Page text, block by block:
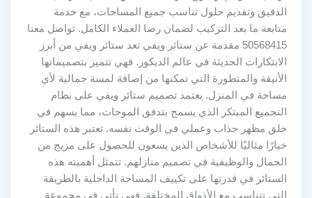
الدقيق وتقديم حلول تناسب جميع المساحات، مع خدمة
متابعة ما بعد التركيب لضمان رضا العملاء الكامل. تواصل معنا
50568415 مقدمة عن ستائر ويفي تعد ستائر ويفي من أبرز
الابتكارات الحديثة في عالم الديكور. فهي تتميز بتصميماتها
الأنيقة والمتطورة التي تمكنها من إضافة لمسة جمالية لأي
مساحة في المنزل. يعتمد تصميم ستائر ويفي على نظام
التجميع المبتكر الذي يسمح بتدفق الموجات، مما يسهم في
خلق مظهر جذاب وعملي في الوقت نفسه. تعتبر هذه الستائر
خيارًا مثاليًا للأشخاص الذين يسعون للحصول على مزيج من
الجمال والوظيفية في تصميم منازلهم. تتمثل أهميته هذه
الستائر في قدرتها على تكييف المساحة الداخلية بالطريقة
التي تتناسب مع الأذواق المختلفة. فهي تأتي في مجموعة